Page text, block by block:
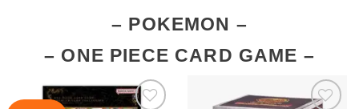
è:
€34,90.
– POKEMON –
– ONE PIECE CARD GAME –